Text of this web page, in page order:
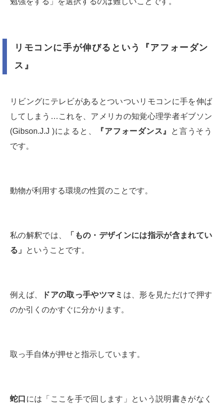
リモコンに手が伸びるという『アフォーダン
ス』
リビングにテレビがあるとついついリモコンに手を伸ば
してしまう…これを、アメリカの知覚心理学者ギブソン
(Gibson.J.J )によると、
『アフォーダンス』
と言うそう
です。
動物が利用する環境の性質のことです。
私の解釈では、
「もの・デザインには指示が含まれてい
る」
ということです。
例えば、 ドアの取っ手やツマミ は、形を見ただけで押す
のか引くのかすぐに分かります。
取っ手自体が押せと指示しています。
蛇口 には「ここを手で回します」という説明書きがなく